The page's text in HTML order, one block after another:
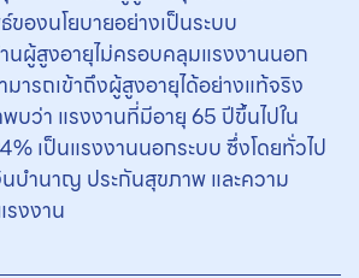
ของนโยบายอย่างเป็นระบบ
นผู้สูงอายุไม่ครอบคลุมแรงงานนอก
มารถเข้าถึงผู้สูงอายุได้อย่างแท้จริง
บว่า แรงงานที่มีอายุ 65 ปีขึ้นไปใน
เป็นแรงงานนอกระบบ ซึ่งโดยทั่วไป
นบำนาญ ประกันสุขภาพ และความ
งงาน